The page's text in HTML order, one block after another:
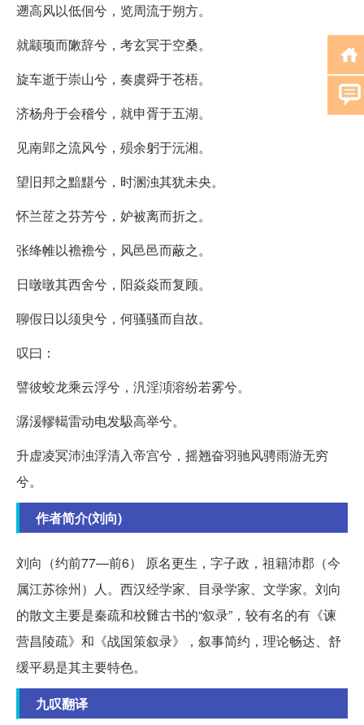
遡高风以低佪兮，览周流于朔方。
就颛顼而敶辞兮，考玄冥于空桑。
旋车逝于崇山兮，奏虞舜于苍梧。
济杨舟于会稽兮，就申胥于五湖。
见南郢之流风兮，殒余躬于沅湘。
望旧邦之黯黮兮，时溷浊其犹未央。
怀兰茝之芬芳兮，妒被离而折之。
张绛帷以襜襜兮，风邑邑而蔽之。
日暾暾其西舍兮，阳焱焱而复顾。
聊假日以须臾兮，何骚骚而自故。
叹曰：
譬彼蛟龙乘云浮兮，汎淫澒溶纷若雾兮。
潺湲轇轕雷动电发馺高举兮。
升虚凌冥沛浊浮清入帝宫兮，摇翘奋羽驰风骋雨游无穷
兮。
作者简介(刘向)
刘向（约前77—前6） 原名更生，字子政，祖籍沛郡（今
属江苏徐州）人。西汉经学家、目录学家、文学家。刘向
的散文主要是秦疏和校雠古书的“叙录”，较有名的有《谏
营昌陵疏》和《战国策叙录》，叙事简约，理论畅达、舒
缓平易是其主要特色。
九叹翻译